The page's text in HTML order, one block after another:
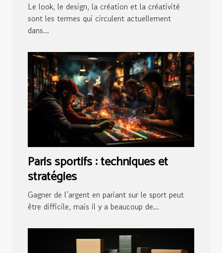
Le look, le design, la création et la créativité
sont les termes qui circulent actuellement
dans...
Paris sportifs : techniques et
stratégies
Gagner de l’argent en pariant sur le sport peut
être difficile, mais il y a beaucoup de...